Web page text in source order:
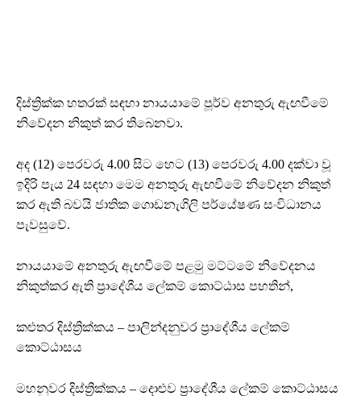
දිස්ත්‍රික්ක හතරක් සඳහා නායයාමේ පූර්ව අනතුරු ඇඟවීමේ
නිවේදන නිකුත් කර තිබෙනවා.
අද (12) පෙරවරු 4.00 සිට හෙට (13) පෙරවරු 4.00 දක්වා වූ
ඉදිරි පැය 24 සඳහා මෙම අනතුරු ඇඟවීමේ නිවේදන නිකුත්
කර ඇති බවයි ජාතික ගොඩනැගිලි පර්යේෂණ සංවිධානය
පැවසුවේ.
නායයාමේ අනතුරු ඇඟවීමේ පළමු මට්ටමේ නිවේදනය
නිකුත්කර ඇති ප්‍රාදේශීය ලේකම් කොට්ඨාස පහතින්,
කළුතර දිස්ත්‍රික්කය – පාලින්දනුවර ප්‍රාදේශීය ලේකම්
කොට්ඨාසය
මහනුවර දිස්ත්‍රික්කය – දොළුව ප්‍රාදේශීය ලේකම් කොට්ඨාසය